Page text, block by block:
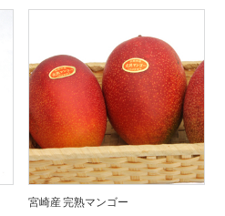
宮崎産 完熟マンゴー